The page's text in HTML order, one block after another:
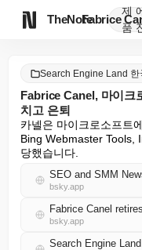
TheNote
제
품
Search Engine Land 한
Fabrice Canel, 마이크
치고 은퇴
카넬은 마이크로소프트
Bing Webmaster Tools,
당했습니다.
SEO and SMM
bsky.app
bsky.app
Search Engine